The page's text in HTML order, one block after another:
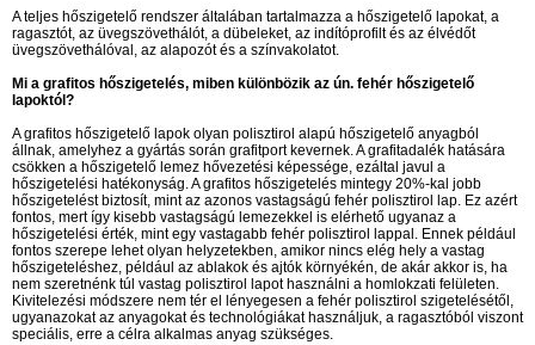
A teljes hőszigetelő rendszer általában tartalmazza a hőszigetelő lapokat, a
ragasztót, az üvegszövethálót, a dübeleket, az indítóprofilt és az élvédőt
üvegszövethálóval, az alapozót és a színvakolatot.
Mi a grafitos hőszigetelés, miben különbözik az ún. fehér hőszigetelő
lapoktól?
A grafitos hőszigetelő lapok olyan polisztirol alapú hőszigetelő anyagból
állnak, amelyhez a gyártás során grafitport kevernek. A grafitadalék hatására
csökken a hőszigetelő lemez hővezetési képessége, ezáltal javul a
hőszigetelési hatékonyság. A grafitos hőszigetelés mintegy 20%-kal jobb
hőszigetelést biztosít, mint az azonos vastagságú fehér polisztirol lap. Ez azért
fontos, mert így kisebb vastagságú lemezekkel is elérhető ugyanaz a
hőszigetelési érték, mint egy vastagabb fehér polisztirol lappal. Ennek például
fontos szerepe lehet olyan helyzetekben, amikor nincs elég hely a vastag
hőszigeteléshez, például az ablakok és ajtók környékén, de akár akkor is, ha
nem szeretnénk túl vastag polisztirol lapot használni a homlokzati felületen.
Kivitelezési módszere nem tér el lényegesen a fehér polisztirol szigetelésétől,
ugyanazokat az anyagokat és technológiákat használjuk, a ragasztóból viszont
speciális, erre a célra alkalmas anyag szükséges.